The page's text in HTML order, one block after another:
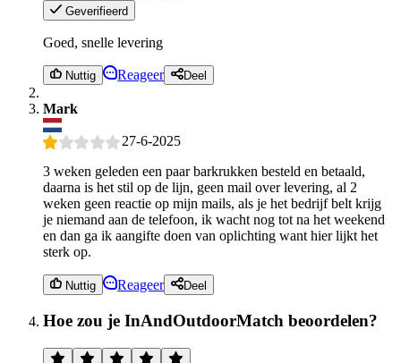
Geverifieerd
Goed, snelle levering
Nuttig Reageer Deel
Mark
27-6-2025
3 weken geleden een paar barkrukken besteld en betaald,
daarna is het stil op de lijn, geen mail over levering, al 2
weken geen reactie op mijn mails, als je het bedrijf belt krijg
je niemand aan de telefoon, ik wacht nog tot na het weekend
en dan ga ik aangifte doen van oplichting want hier lijkt het
sterk op.
Nuttig Reageer Deel
Hoe zou je InAndOutdoorMatch beoordelen?